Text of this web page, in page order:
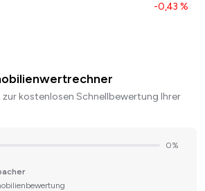
-0,43 %
zur kostenlosen Schnellbewertung Ihrer